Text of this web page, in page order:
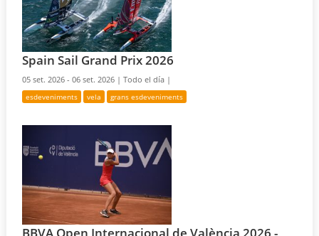
Spain Sail Grand Prix 2026
05 set. 2026 - 06 set. 2026 |Todo el día |
esdeveniments vela grans esdeveniments